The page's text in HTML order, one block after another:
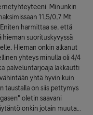
Minunkin
11,5/0,7 Mt
harmittaa se, että
suorituskyvyssä
Hieman onkin alkanut
yhteys minulla oli 4/4
palveluntarjoaja lakkautti
yhtä hyvin kuin
taustalla on siis pettymys
oletin saavani
onkin jotain muuta...